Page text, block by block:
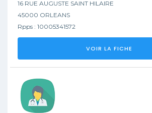
16 RUE AUGUSTE SAINT HILAIRE
45000 ORLEANS
Rpps : 10005341572
VOIR LA FICHE